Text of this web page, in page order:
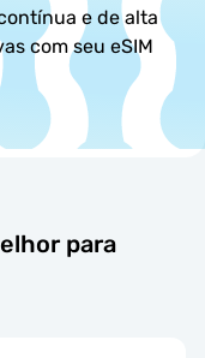
e de alta
com seu eSIM
para